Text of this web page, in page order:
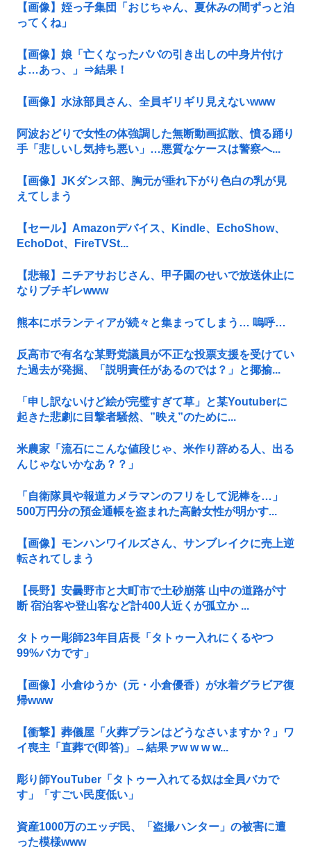
【画像】姪っ子集団「おじちゃん、夏休みの間ずっと泊
ってくね」
【画像】娘「亡くなったパパの引き出しの中身片付け
よ…あっ、」⇒結果！
【画像】水泳部員さん、全員ギリギリ見えないwww
阿波おどりで女性の体強調した無断動画拡散、憤る踊り
手「悲しいし気持ち悪い」…悪質なケースは警察へ...
【画像】JKダンス部、胸元が垂れ下がり色白の乳が見
えてしまう
【セール】Amazonデバイス、Kindle、EchoShow、
EchoDot、FireTVSt...
【悲報】ニチアサおじさん、甲子園のせいで放送休止に
なりブチギレwww
熊本にボランティアが続々と集まってしまう… 嗚呼…
反高市で有名な某野党議員が不正な投票支援を受けてい
た過去が発掘、「説明責任があるのでは？」と揶揄...
「申し訳ないけど絵が完璧すぎて草」と某Youtuberに
起きた悲劇に目撃者騒然、”映え”のために...
米農家「流石にこんな値段じゃ、米作り辞める人、出る
んじゃないかなあ？？」
「自衛隊員や報道カメラマンのフリをして泥棒を…」
500万円分の預金通帳を盗まれた高齢女性が明かす...
【画像】モンハンワイルズさん、サンブレイクに売上逆
転されてしまう
【長野】安曇野市と大町市で土砂崩落 山中の道路が寸
断 宿泊客や登山客など計400人近くが孤立か ...
タトゥー彫師23年目店長「タトゥー入れにくるやつ
99%バカです」
【画像】小倉ゆうか（元・小倉優香）が水着グラビア復
帰www
【衝撃】葬儀屋「火葬プランはどうなさいますか？」ワ
イ喪主「直葬で(即答)」→結果ァw w w w...
彫り師YouTuber「タトゥー入れてる奴は全員バカで
す」「すごい民度低い」
資産1000万のエッヂ民、「盗撮ハンター」の被害に遭
った模様www